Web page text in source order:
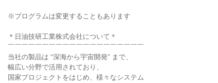
※プログラムは変更することもあります
＊日油技研工業株式会社について＊
￣￣￣￣￣￣￣￣￣￣￣￣￣￣￣￣￣￣￣￣
当社の製品は “深海から宇宙開発” まで、
幅広い分野で活用されており、
国家プロジェクトをはじめ、様々なシステム